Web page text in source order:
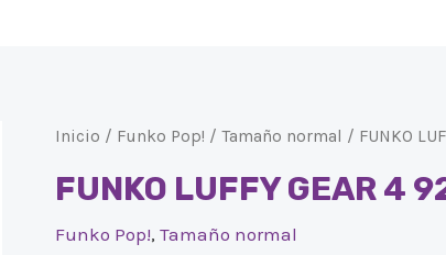
Inicio / Funko Pop! / Tamaño normal / FUNKO
FUNKO LUFFY GEAR 4
Funko Pop!, Tamaño normal